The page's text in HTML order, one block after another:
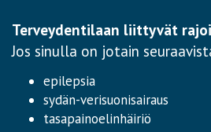
Terveydentilaan liittyvät
Jos sinulla on jotain
epilepsia
sydän-verisuonisairaus
tasapainoelinhäiriö